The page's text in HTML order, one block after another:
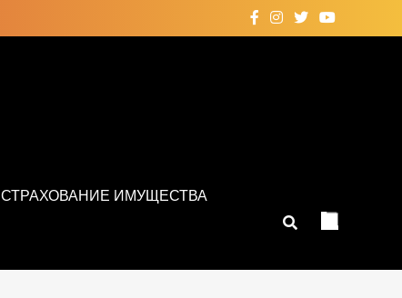
СТРАХОВАНИЕ ИМУЩЕСТВА